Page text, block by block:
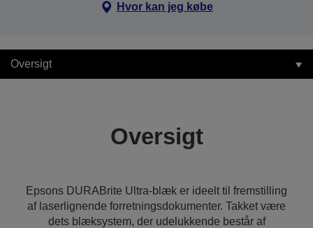
Hvor kan jeg købe
Oversigt
Oversigt
Epsons DURABrite Ultra-blæk er ideelt til fremstilling
af laserlignende forretningsdokumenter. Takket være
dets blæksystem, der udelukkende består af